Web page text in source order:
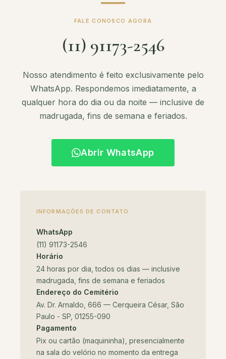
FALE CONOSCO AGORA
(11) 91173-2546
Nosso atendimento é feito exclusivamente pelo
WhatsApp. Respondemos imediatamente, a
qualquer hora do dia ou da noite — inclusive de
madrugada, fins de semana e feriados.
Abrir WhatsApp
INFORMAÇÕES DE CONTATO
WhatsApp
(11) 91173-2546
Horário
24 horas por dia, todos os dias — inclusive
madrugada, fins de semana e feriados
Endereço do Cemitério
Av. Dr. Arnaldo, 666 — Cerqueira César, São
Paulo - SP, 01255-090
Pagamento
Pix ou cartão (maquininha), presencialmente
na sala do velório no momento da entrega